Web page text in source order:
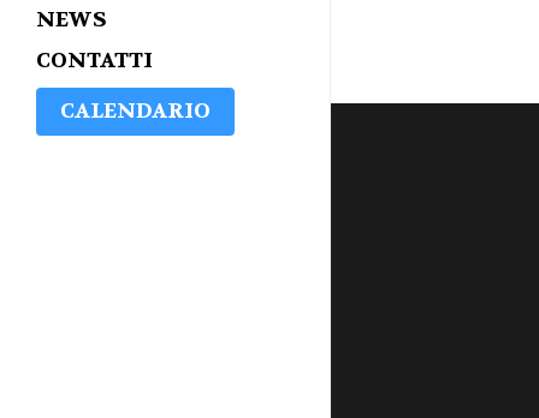
NEWS
CONTATTI
CALENDARIO